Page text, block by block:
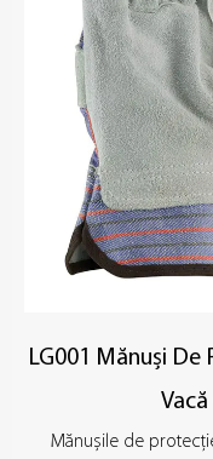
LG001 Mănuși
Mănușile de